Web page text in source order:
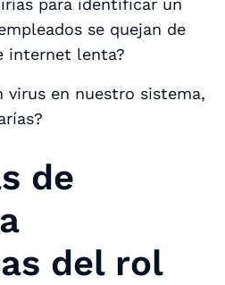
se quejan de
internet lenta?
virus en nuestro sistema,
de
del rol